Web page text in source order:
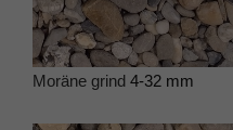
Moräne grind 4-32 mm